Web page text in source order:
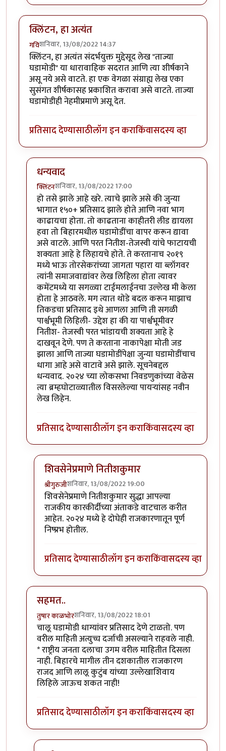
क्लिंटन, हा अत्यंत
गविशनिवार, 13/08/2022 14:37
क्लिंटन, हा अत्यंत संदर्भयुक्त मुद्देसूद लेख "ताज्या
घडामोडी" या धारावाहिक सदरात आणि त्या शीर्षकाने
असू नये असे वाटते. हा एक वेगळा संग्राह्य लेख एका
सुसंगत शीर्षकासह प्रकाशित करावा असे वाटते. ताज्या
घडामोडीही नेहमीप्रमाणे असू देत.
प्रतिसाद देण्यासाठीलॉग इन कराकिंवासदस्य व्हा
धन्यवाद
क्लिंटनशनिवार, 13/08/2022 17:00
In reply toक्लिंटन, हा अत्यंतbyगवि
हो तसे झाले आहे खरे. त्याचे झाले असे की जुन्या
भागात १५०+ प्रतिसाद झाले होते आणि नवा भाग
काढायचा होता. तो काढताना काहीतरी लीड द्यायला
हवा तो बिहारमधील घडामोडींचा वापर करून द्यावा
असे वाटले. आणि परत नितीश-तेजस्वी यांचे फाटायची
शक्यता आहे हे लिहायचे होते. ते करतानाच २०१९
मध्ये भाऊ तोरसेकरांच्या जागता पहारा या ब्लॉगवर
त्यांनी समाजवाद्यांवर लेख लिहिला होता त्यावर
कमेंटमध्ये या सगळ्या टाईमलाईनचा उल्लेख मी केला
होता हे आठवले. मग त्यात थोडे बदल करून माझाच
तिकडचा प्रतिसाद इथे आणला आणि ती सगळी
पार्श्वभूमी लिहिली- उद्देश हा की या पार्श्वभूमीवर
नितीश- तेजस्वी परत भांडायची शक्यता आहे हे
दाखवून देणे. पण ते करताना नाकापेक्षा मोती जड
झाला आणि ताज्या घडामोडींपेक्षा जुन्या घडामोडींचाच
धागा आहे असे वाटावे असे झाले. सूचनेबद्दल
धन्यवाद. २०२४ च्या लोकसभा निवडणुकांच्या वेळेस
त्या ब्रम्हघोटाळ्यातील विसरलेल्या पायर्‍यांसह नवीन
लेख लिहेन.
प्रतिसाद देण्यासाठीलॉग इन कराकिंवासदस्य व्हा
शिवसेनेप्रमाणे नितीशकुमार
श्रीगुरुजीशनिवार, 13/08/2022 19:00
In reply toधन्यवादbyक्लिंटन
शिवसेनेप्रमाणे नितीशकुमार सुद्धा आपल्या
राजकीय कारकीर्दीच्या अंताकडे वाटचाल करीत
आहेत. २०२४ मध्ये हे दोघेही राजकारणातून पूर्ण
निष्प्रभ होतील.
प्रतिसाद देण्यासाठीलॉग इन कराकिंवासदस्य व्हा
सहमत..
तुषार काळभोरशनिवार, 13/08/2022 18:01
In reply toक्लिंटन, हा अत्यंतbyगवि
चालू घडामोडी धाग्यांवर प्रतिसाद देणे टाळतो. पण
वरील माहिती अत्युच्च दर्जाची असल्याने राहवले नाही.
* राष्ट्रीय जनता दलाचा उगम वरील माहितीत दिसला
नाही. बिहारचे मागील तीन दशकातील राजकारण
राजद आणि लालू कुटुंब यांच्या उल्लेखाशिवाय
लिहिले जाऊच शकत नाही!
प्रतिसाद देण्यासाठीलॉग इन कराकिंवासदस्य व्हा